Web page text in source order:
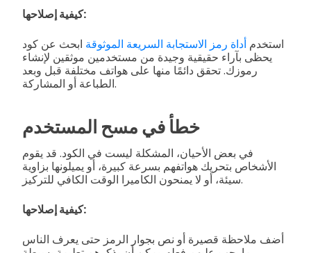
كيفية إصلاحها:
استخدم أداة رمز الاستجابة السريعة الموثوقة ابحث عن كود
يحظى بآراء حقيقية وجيدة من مستخدمين موثقين لإنشاء
رموزك. تحقق دائمًا منها على هواتف مختلفة قبل وبعد
الطباعة أو المشاركة.
خطأ في مسح المستخدم
في بعض الأحيان، المشكلة ليست في الكود. قد يقوم
الأشخاص بتحريك هواتفهم بسرعة كبيرة، أو يميلونها بزاوية
سيئة، أو لا يمنحون الكاميرا الوقت الكافي للتركيز.
كيفية إصلاحها:
أضف ملاحظة قصيرة أو نص بجوار الرمز حتى يعرف الناس